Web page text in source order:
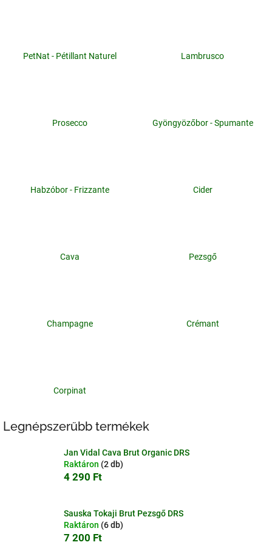
PetNat - Pétillant Naturel Lambrusco
Prosecco Gyöngyözőbor - Spumante
Habzóbor - Frizzante Cider
Cava Pezsgő
Champagne Crémant
Corpinat
Legnépszerűbb termékek
Jan Vidal Cava Brut Organic DRS
Raktáron (2 db)
4 290 Ft
Sauska Tokaji Brut Pezsgő DRS
Raktáron (6 db)
7 200 Ft